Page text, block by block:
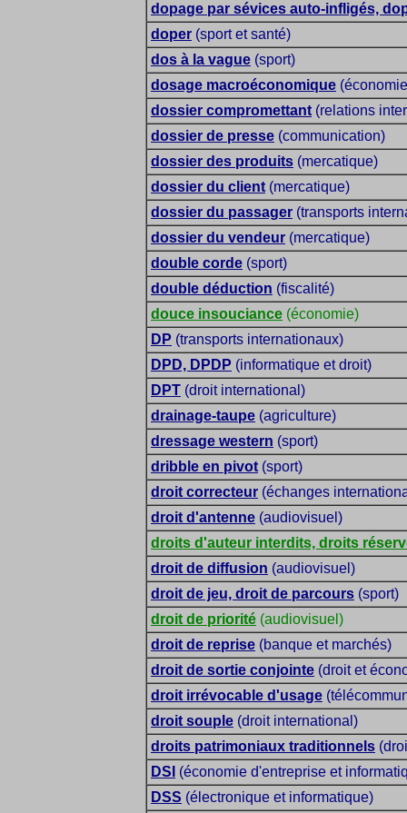
dopage par sévices auto-infligés,
doper (sport et santé)
dos à la vague (sport)
dosage macroéconomique
dossier compromettant (relations
dossier de presse (communication)
dossier des produits (mercatique)
dossier du client (mercatique)
dossier du passager (transports
dossier du vendeur (mercatique)
double corde (sport)
double déduction (fiscalité)
douce insouciance (économie)
DP (transports internationaux)
DPD, DPDP (informatique et droit)
DPT (droit international)
drainage-taupe (agriculture)
dressage western (sport)
dribble en pivot (sport)
droit correcteur (échanges
droit d'antenne (audiovisuel)
droits d'auteur interdits, droits
droit de diffusion (audiovisuel)
droit de jeu, droit de parcours (sport)
droit de priorité (audiovisuel)
droit de reprise (banque et marchés)
droit de sortie conjointe (droit et
droit irrévocable d'usage
droit souple (droit international)
droits patrimoniaux traditionnels
DSI (économie d'entreprise et
DSS (électronique et informatique)